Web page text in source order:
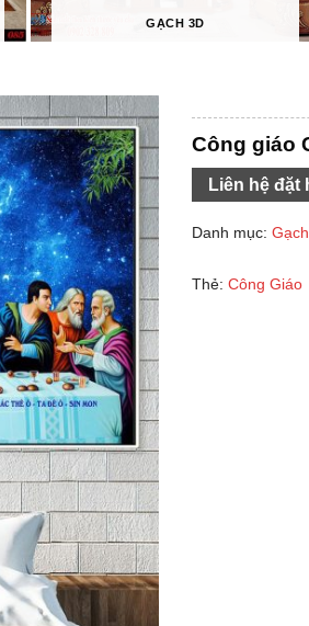
GẠCH 3D
Công giáo
Liên hệ đặt
Danh mục:
Thẻ: Công Giáo